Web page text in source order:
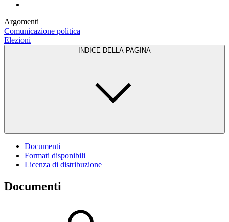
Argomenti
Comunicazione politica
Elezioni
INDICE DELLA PAGINA
Documenti
Formati disponibili
Licenza di distribuzione
Documenti